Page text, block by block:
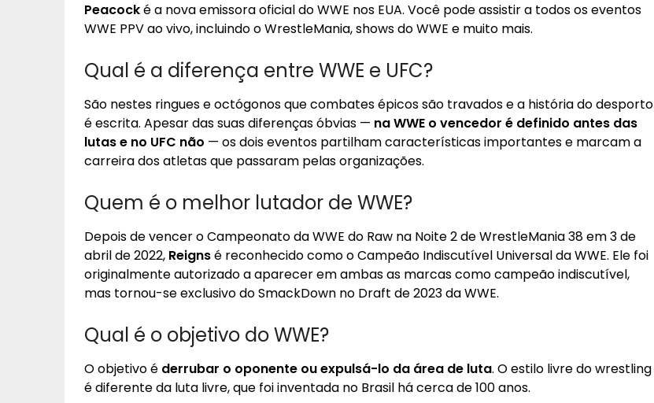
Peacocké a nova emissora oficial do WWE nos EUA. Você pode assistir a todos os eventos
WWE PPV ao vivo, incluindo o WrestleMania, shows do WWE e muito mais.
Qual é a diferença entre WWE e UFC?
São nestes ringues e octógonos que combates épicos são travados e a história do desporto
é escrita. Apesar das suas diferenças óbvias — na WWE o vencedor é definido antes das
lutas e no UFC não — os dois eventos partilham características importantes e marcam a
carreira dos atletas que passaram pelas organizações.
Quem é o melhor lutador de WWE?
Depois de vencer o Campeonato da WWE do Raw na Noite 2 de WrestleMania 38 em 3 de
abril de 2022, Reignsé reconhecido como o Campeão Indiscutível Universal da WWE. Ele foi
originalmente autorizado a aparecer em ambas as marcas como campeão indiscutível,
mas tornou-se exclusivo do SmackDown no Draft de 2023 da WWE.
Qual é o objetivo do WWE?
O objetivo é derrubar o oponente ou expulsá-lo da área de luta. O estilo livre do wrestling
é diferente da luta livre, que foi inventada no Brasil há cerca de 100 anos.